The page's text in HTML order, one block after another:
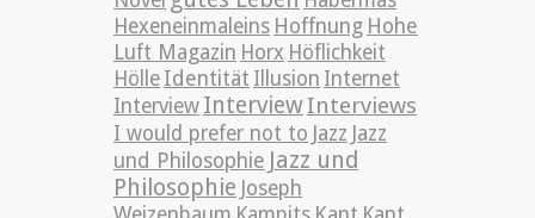
Hexeneinmaleins Hoffnung Hohe
Luft Magazin Horx Höflichkeit
Hölle Identität Illusion Internet
Interview InterviewInterviews
I would prefer not to Jazz Jazz
und Philosophie Jazz und
Philosophie Joseph